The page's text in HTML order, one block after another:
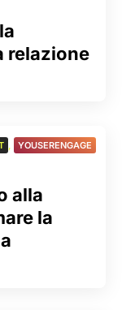
relazione
alla
la
, YOUSERENGAGE